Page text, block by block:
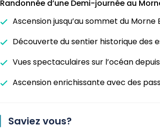
Randonnée d’une Demi-journée au
Ascension jusqu’au sommet du
Découverte du sentier historique des
Vues spectaculaires sur l’océan
Ascension enrichissante avec des
Saviez vous?